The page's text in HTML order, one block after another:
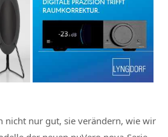
nicht nur gut, sie verändern, wie wir